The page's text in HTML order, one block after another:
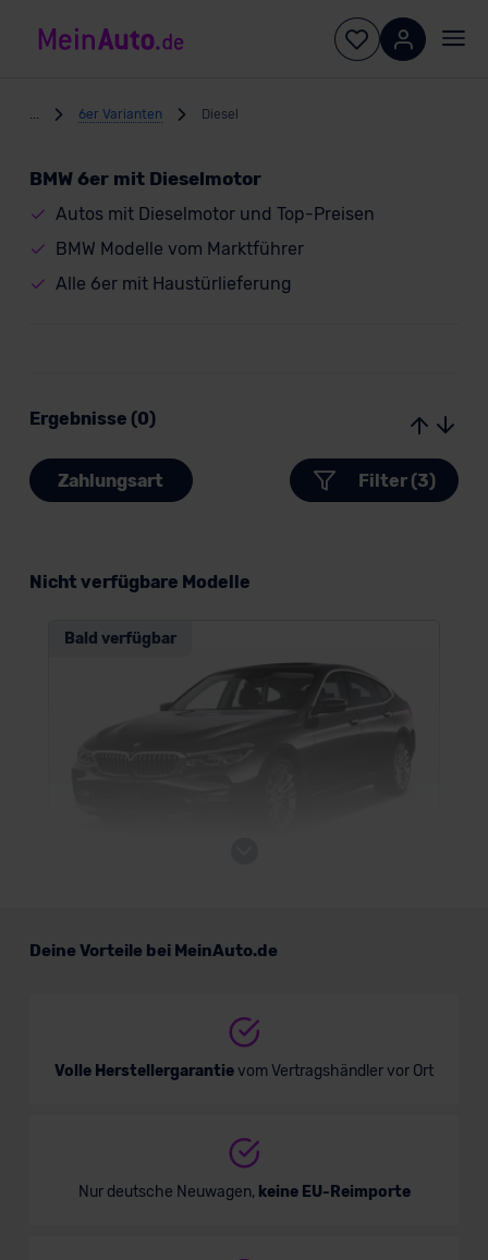
6er Varianten Diesel
BMW 6er mit Dieselmotor
Autos mit Dieselmotor und Top-Preisen
BMW Modelle vom Marktführer
Alle 6er mit Haustürlieferung
Ergebnisse (0)
Zahlungsart Filter (3)
Nicht verfügbare Modelle
Bald verfügbar
Deine Vorteile bei MeinAuto.de
Volle Herstellergarantievom Vertragshändler vor Ort
Nur deutsche Neuwagen, keine EU-Reimporte